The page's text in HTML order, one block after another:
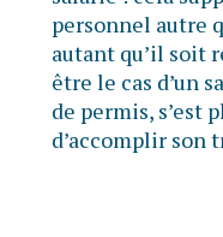
personnel autre
autant qu’il soit
être le cas d’un
de permis, s’est
d’accomplir son